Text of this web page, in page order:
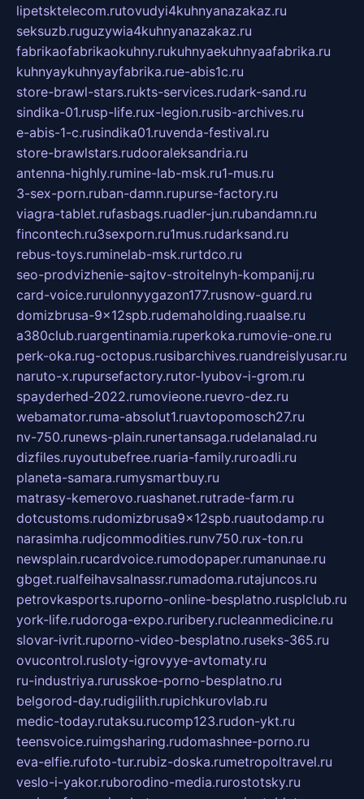
lipetsktelecom.rutovudyi4kuhnyanazakaz.ru
seksuzb.ruguzywia4kuhnyanazakaz.ru
fabrikaofabrikaokuhny.rukuhnyaekuhnyaafabrika.ru
kuhnyaykuhnyayfabrika.rue-abis1c.ru
store-brawl-stars.rukts-services.rudark-sand.ru
sindika-01.rusp-life.rux-legion.rusib-archives.ru
e-abis-1-c.rusindika01.ruvenda-festival.ru
store-brawlstars.rudooraleksandria.ru
antenna-highly.rumine-lab-msk.ru1-mus.ru
3-sex-porn.ruban-damn.rupurse-factory.ru
viagra-tablet.rufasbags.ruadler-jun.rubandamn.ru
fincontech.ru3sexporn.ru1mus.rudarksand.ru
rebus-toys.ruminelab-msk.rurtdco.ru
seo-prodvizhenie-sajtov-stroitelnyh-kompanij.ru
card-voice.rurulonnyygazon177.rusnow-guard.ru
domizbrusa-9x12spb.rudemaholding.ruaalse.ru
a380club.ruargentinamia.ruperkoka.rumovie-one.ru
perk-oka.rug-octopus.rusibarchives.ruandreislyusar.ru
naruto-x.rupursefactory.rutor-lyubov-i-grom.ru
spayderhed-2022.rumovieone.ruevro-dez.ru
webamator.ruma-absolut1.ruavtopomosch27.ru
nv-750.runews-plain.runertansaga.rudelanalad.ru
dizfiles.ruyoutubefree.ruaria-family.ruroadli.ru
planeta-samara.rumysmartbuy.ru
matrasy-kemerovo.ruashanet.rutrade-farm.ru
dotcustoms.rudomizbrusa9x12spb.ruautodamp.ru
narasimha.rudjcommodities.runv750.rux-ton.ru
newsplain.rucardvoice.rumodopaper.rumanunae.ru
gbget.rualfeihavsalnassr.rumadoma.rutajuncos.ru
petrovkasports.ruporno-online-besplatno.rusplclub.ru
york-life.rudoroga-expo.ruribery.rucleanmedicine.ru
slovar-ivrit.ruporno-video-besplatno.ruseks-365.ru
ovucontrol.rusloty-igrovyye-avtomaty.ru
ru-industriya.rurusskoe-porno-besplatno.ru
belgorod-day.rudigilith.rupichkurovlab.ru
medic-today.rutaksu.rucomp123.rudon-ykt.ru
teensvoice.ruimgsharing.rudomashnee-porno.ru
eva-elfie.rufoto-tur.rubiz-doska.rumetropoltravel.ru
veslo-i-yakor.ruborodino-media.rurostotsky.ru